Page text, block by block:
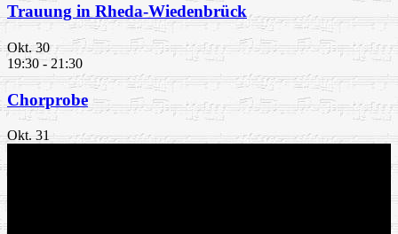
Trauung in Rheda-Wiedenbrück
Okt.30
19:30- 21:30
Chorprobe
Okt.31